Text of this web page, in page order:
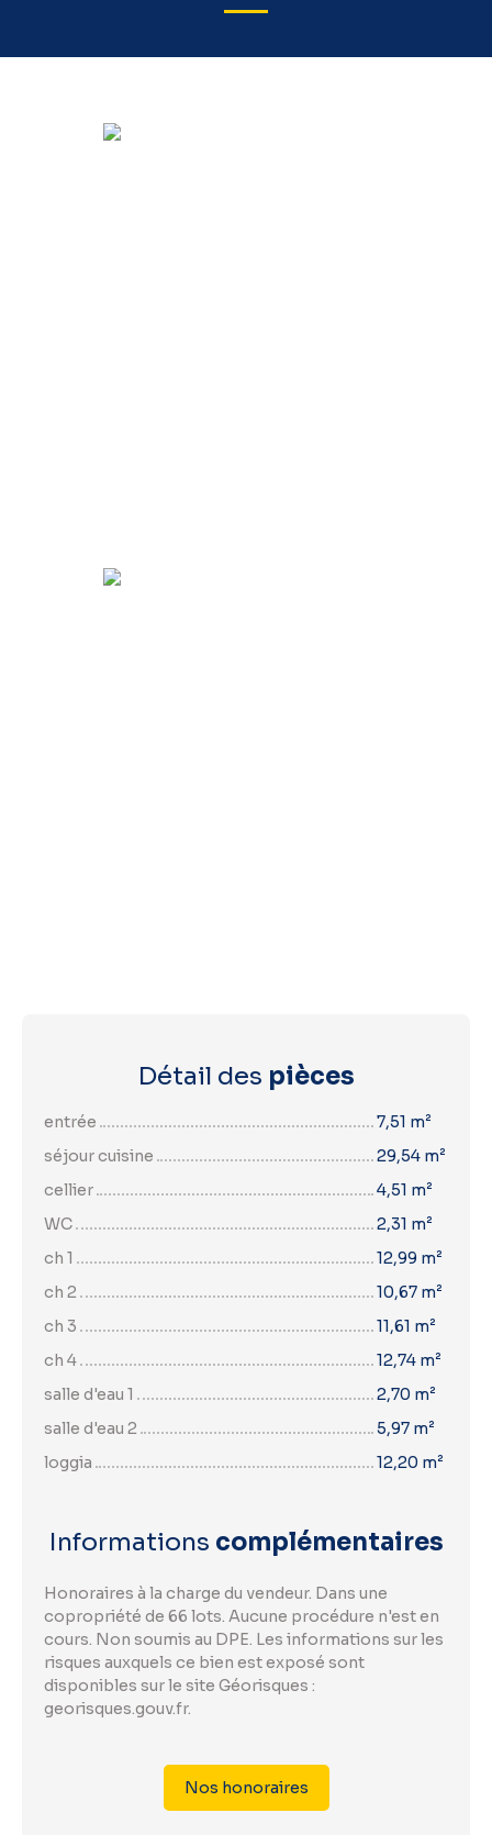
Détail des pièces
entrée
7,51 m²
séjour cuisine
29,54 m²
cellier
4,51 m²
WC
2,31 m²
ch 1
12,99 m²
ch 2
10,67 m²
ch 3
11,61 m²
ch 4
12,74 m²
salle d'eau 1
2,70 m²
salle d'eau 2
5,97 m²
loggia
12,20 m²
Informations complémentaires
Honoraires à la charge du vendeur. Dans une
copropriété de 66 lots. Aucune procédure n'est en
cours. Non soumis au DPE. Les informations sur les
risques auxquels ce bien est exposé sont
disponibles sur le site Géorisques :
georisques.gouv.fr.
Nos honoraires